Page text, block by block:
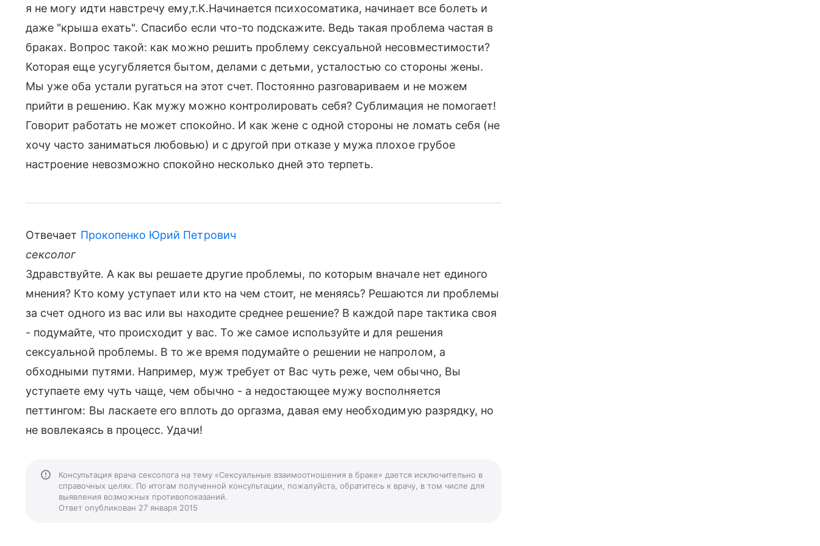
я не могу идти навстречу ему,т.К.Начинается психосоматика, начинает все болеть и
даже "крыша ехать". Спасибо если что-то подскажите. Ведь такая проблема частая в
браках. Вопрос такой: как можно решить проблему сексуальной несовместимости?
Которая еще усугубляется бытом, делами с детьми, усталостью со стороны жены.
Мы уже оба устали ругаться на этот счет. Постоянно разговариваем и не можем
прийти в решению. Как мужу можно контролировать себя? Сублимация не помогает!
Говорит работать не может спокойно. И как жене с одной стороны не ломать себя (не
хочу часто заниматься любовью) и с другой при отказе у мужа плохое грубое
настроение невозможно спокойно несколько дней это терпеть.
Отвечает Прокопенко Юрий Петрович
сексолог
Здравствуйте. А как вы решаете другие проблемы, по которым вначале нет единого
мнения? Кто кому уступает или кто на чем стоит, не меняясь? Решаются ли проблемы
за счет одного из вас или вы находите среднее решение? В каждой паре тактика своя
- подумайте, что происходит у вас. То же самое используйте и для решения
сексуальной проблемы. В то же время подумайте о решении не напролом, а
обходными путями. Например, муж требует от Вас чуть реже, чем обычно, Вы
уступаете ему чуть чаще, чем обычно - а недостающее мужу восполняется
петтингом: Вы ласкаете его вплоть до оргазма, давая ему необходимую разрядку, но
не вовлекаясь в процесс. Удачи!
Консультация врача сексолога на тему «Сексуальные взаимоотношения в браке» дается исключительно в
справочных целях. По итогам полученной консультации, пожалуйста, обратитесь к врачу, в том числе для
выявления возможных противопоказаний.
Ответ опубликован 27 января 2015